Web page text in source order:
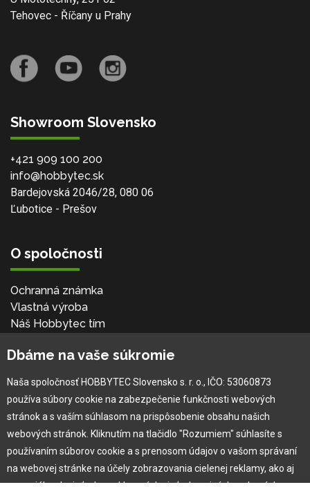
Tehovec - Říčany u Prahy
Showroom Slovensko
+421 909 100 200
info@hobbytec.sk
Bardejovská 2046/28, 080 06
Ľubotice - Prešov
O spoločnosti
Ochranná známka
Vlastná výroba
Náš Hobbytec tím
Naša história
Pre zákazníka
Garancia najlepšej ceny
Užívateľský manuál
Dbáme na vaše súkromie
Naša spoločnosť HOBBYTEC Slovensko s. r. o., IČO: 53060873
používa súbory cookie na zabezpečenie funkčnosti webových
stránok a s vaším súhlasom na prispôsobenie obsahu našich
webových stránok. Kliknutím na tlačidlo "Rozumiem" súhlasíte s
používaním súborov cookie a s prenosom údajov o vašom správaní
na webovej stránke na účely zobrazovania cielenej reklamy, ako aj